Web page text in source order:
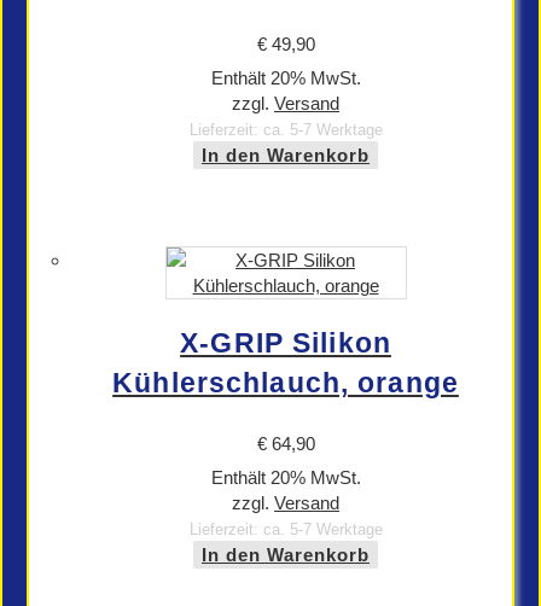
€49,90
Enthält 20% MwSt.
zzgl. Versand
Lieferzeit: ca. 5-7 Werktage
In den Warenkorb
X-GRIP Silikon
Kühlerschlauch, orange
€64,90
Enthält 20% MwSt.
zzgl. Versand
Lieferzeit: ca. 5-7 Werktage
In den Warenkorb